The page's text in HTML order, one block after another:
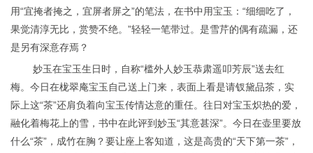
用“宜掩者掩之，宜屏者屏之”的笔法，在书中用宝玉：“细细吃了，
果觉清淳无比，赏赞不绝。”轻轻一笔带过。是雪芹的偶有疏漏，还
是另有深意存焉？
妙玉在宝玉生日时，自称“槛外人妙玉恭肃遥叩芳辰”送去红
梅。今日在栊翠庵宝玉自己送上门来，表面上看是请钗黛品茶，实
际上这“茶”还肩负着向宝玉传情达意的重任。往日对宝玉炽热的爱，
融化着梅花上的雪，书中在此评到妙玉“其意甚深”。今日在壶里要放
什么“茶”，成竹在胸？要让座上客知道，这是高贵的“天下第一茶”，